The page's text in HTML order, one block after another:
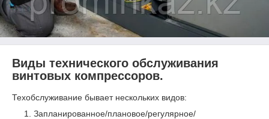
Виды технического обслуживания
винтовых компрессоров.
Техобслуживание бывает нескольких видов:
Запланированное/плановое/регулярное/